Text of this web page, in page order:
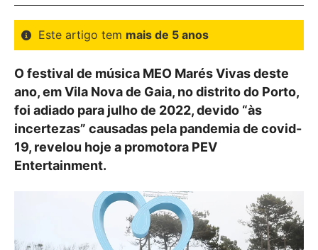
Este artigo tem mais de 5 anos
O festival de música MEO Marés Vivas deste
ano, em Vila Nova de Gaia, no distrito do Porto,
foi adiado para julho de 2022, devido “às
incertezas” causadas pela pandemia de covid-
19, revelou hoje a promotora PEV
Entertainment.